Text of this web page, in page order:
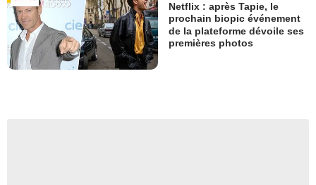
Netflix : après Tapie, le
prochain biopic événement
de la plateforme dévoile ses
premières photos